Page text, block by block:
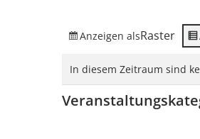
Anzeigen alsRaster
In diesem Zeitraum sind